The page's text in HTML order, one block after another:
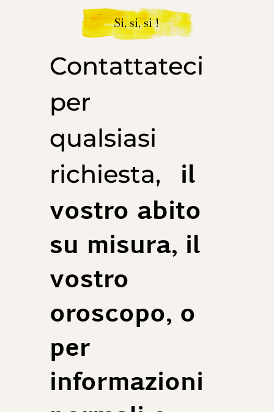
Contattateci
per
qualsiasi
richiesta,
il
vostro abito
su misura, il
vostro
oroscopo, o
per
informazioni
Si, si, si !